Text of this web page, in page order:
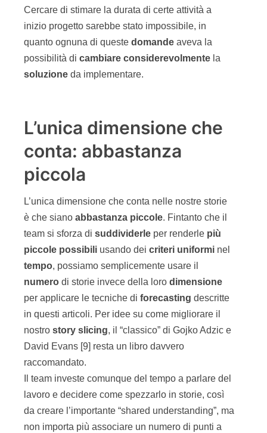
Cercare di stimare la durata di certe attività a
inizio progetto sarebbe stato impossibile, in
quanto ognuna di queste domande aveva la
possibilità di cambiare considerevolmente la
soluzione da implementare.
L’unica dimensione che
conta: abbastanza
piccola
L’unica dimensione che conta nelle nostre storie
è che siano abbastanza piccole. Fintanto che il
team si sforza di suddividerle per renderle più
piccole possibili usando dei criteri uniformi nel
tempo, possiamo semplicemente usare il
numero di storie invece della loro dimensione
per applicare le tecniche di forecasting descritte
in questi articoli. Per idee su come migliorare il
nostro story slicing, il “classico” di Gojko Adzic e
David Evans [9] resta un libro davvero
raccomandato.
Il team investe comunque del tempo a parlare del
lavoro e decidere come spezzarlo in storie, così
da creare l’importante “shared understanding”, ma
non importa più associare un numero di punti a